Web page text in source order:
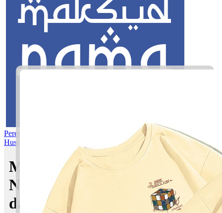
Perempuan Nama Gabungan Nama RasulAsma’ul
Husna
Maksud nama Nadia Aleeya
Nadhirah | Maksud Nama
dalam Islam